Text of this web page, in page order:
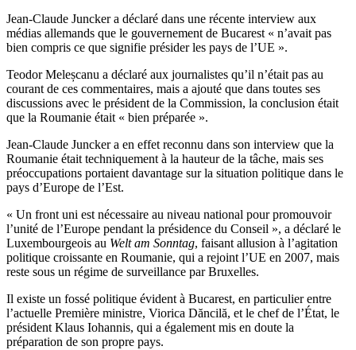
Jean-Claude Juncker a déclaré dans une récente interview aux
médias allemands que le gouvernement de Bucarest « n’avait pas
bien compris ce que signifie présider les pays de l’UE ».
Teodor Meleșcanu a déclaré aux journalistes qu’il n’était pas au
courant de ces commentaires, mais a ajouté que dans toutes ses
discussions avec le président de la Commission, la conclusion était
que la Roumanie était « bien préparée ».
Jean-Claude Juncker a en effet reconnu dans son interview que la
Roumanie était techniquement à la hauteur de la tâche, mais ses
préoccupations portaient davantage sur la situation politique dans le
pays d’Europe de l’Est.
« Un front uni est nécessaire au niveau national pour promouvoir
l’unité de l’Europe pendant la présidence du Conseil », a déclaré le
Luxembourgeois au Welt am Sonntag, faisant allusion à l’agitation
politique croissante en Roumanie, qui a rejoint l’UE en 2007, mais
reste sous un régime de surveillance par Bruxelles.
Il existe un fossé politique évident à Bucarest, en particulier entre
l’actuelle Première ministre, Viorica Dăncilă, et le chef de l’État, le
président Klaus Iohannis, qui a également mis en doute la
préparation de son propre pays.